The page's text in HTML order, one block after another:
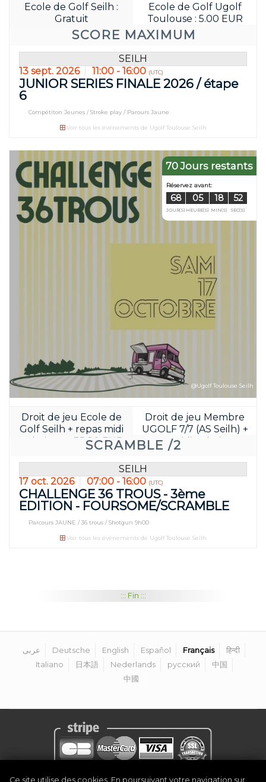
Réservez avant:
SCORE MAXIMUM
Ecole de Golf Seilh :
Gratuit
Ecole de Golf Ugolf
Toulouse : 5.00 EUR
SEILH
13 sept. 2026
11:00 - 16:00 (UTC)
JUNIOR SERIES FINALE 2026 / étape
6
Compétiton Jeunes / Stroke play / Parours Jaune
Voir tous les événements de Ugolf Toulouse Seilh
70 Jours restants
SCRAMBLE /2
Droit de jeu Ecole de
Golf Seilh + repas midi
et boisson : 35.00 EUR
Droit de jeu Membre
UGOLF 7/7 (AS Seilh) +
repas midi et boisson :
40.00 EUR
@Ugolf Toulouse Seilh
SEILH
17 oct. 2026
07:00 - 16:00 (UTC)
CHALLENGE 36 TROUS - 3ème
EDITION - FOURSOME/SCRAMBLE
Parcours JAUNE / 36 trous / Shotgun 9h00
Voir tous les événements de Ugolf Toulouse Seilh
::: Fin :::
عربى Deutsche English Español Français
हिन्दी
Italiano
日本語 Nederlands русский
中国
中國
Ce site utilise des cookies. En poursuivant votre navigation sur